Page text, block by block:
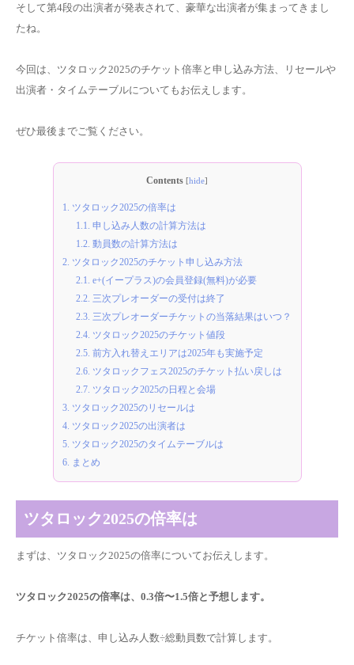
そして第4段の出演者が発表されて、豪華な出演者が集まってきまし
たね。
今回は、ツタロック2025のチケット倍率と申し込み方法、リセールや
出演者・タイムテーブルについてもお伝えします。
ぜひ最後までご覧ください。
Contents [hide]
1. ツタロック2025の倍率は
1.1. 申し込み人数の計算方法は
1.2. 動員数の計算方法は
2. ツタロック2025のチケット申し込み方法
2.1. e+(イープラス)の会員登録(無料)が必要
2.2. 三次プレオーダーの受付は終了
2.3. 三次プレオーダーチケットの当落結果はいつ？
2.4. ツタロック2025のチケット値段
2.5. 前方入れ替えエリアは2025年も実施予定
2.6. ツタロックフェス2025のチケット払い戻しは
2.7. ツタロック2025の日程と会場
3. ツタロック2025のリセールは
4. ツタロック2025の出演者は
5. ツタロック2025のタイムテーブルは
6. まとめ
ツタロック2025の倍率は
まずは、ツタロック2025の倍率についてお伝えします。
ツタロック2025の倍率は、 0.3倍〜1.5倍と予想します。
チケット倍率は、申し込み人数÷総動員数で計算します。